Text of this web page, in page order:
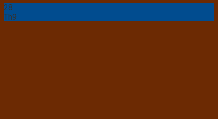
28
Th9